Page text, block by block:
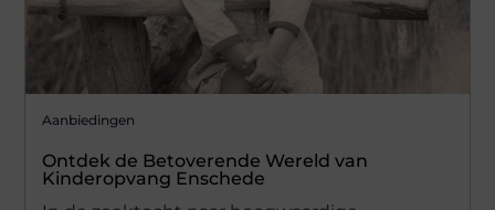
Aanbiedingen
Ontdek de Betoverende Wereld van
Kinderopvang Enschede